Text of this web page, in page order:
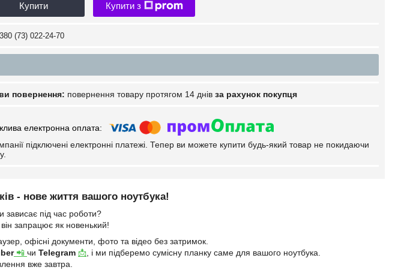
Купити Купити з
(73) 022-24-70
повернення товару протягом 14 днів за рахунок покупця
підключені електронні платежі. Тепер ви можете купити будь-який товар не покидаючи
- нове життя вашого ноутбука!
зависає під час роботи?
він запрацює як новенький!
офісні документи, фото та відео без затримок.
📲 чи Telegram 📩 , і ми підберемо сумісну планку саме для вашого ноутбука.
вже завтра.